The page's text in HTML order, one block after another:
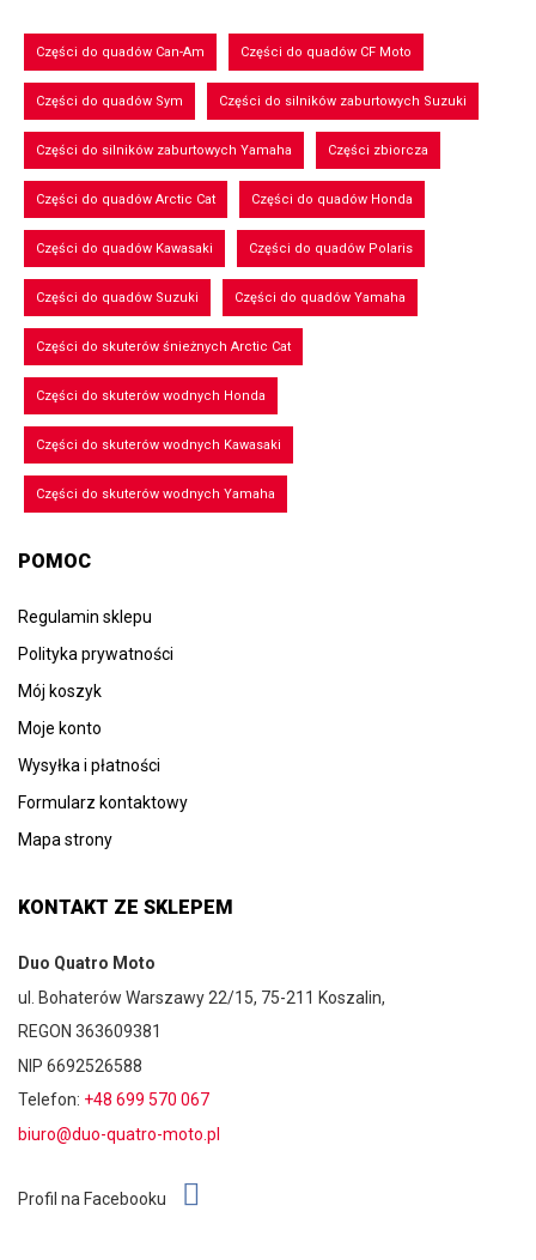
Części do quadów Can-Am Części do quadów CF Moto
Części do quadów Sym Części do silników zaburtowych Suzuki
Części do silników zaburtowych Yamaha Części zbiorcza
Części do quadów Arctic Cat Części do quadów Honda
Części do quadów Kawasaki Części do quadów Polaris
Części do quadów Suzuki Części do quadów Yamaha
Części do skuterów śnieżnych Arctic Cat
Części do skuterów wodnych Honda
Części do skuterów wodnych Kawasaki
Części do skuterów wodnych Yamaha
POMOC
Regulamin sklepu
Polityka prywatności
Mój koszyk
Moje konto
Wysyłka i płatności
Formularz kontaktowy
Mapa strony
KONTAKT ZE SKLEPEM
Duo Quatro Moto
ul. Bohaterów Warszawy 22/15, 75-211 Koszalin,
REGON 363609381
NIP 6692526588
Telefon: +48 699 570 067
biuro@duo-quatro-moto.pl
Profil na Facebooku